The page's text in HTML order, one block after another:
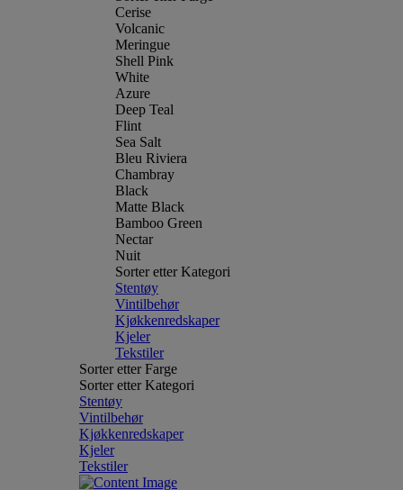
Cerise
Volcanic
Meringue
Shell Pink
White
Azure
Deep Teal
Flint
Sea Salt
Bleu Riviera
Chambray
Black
Matte Black
Bamboo Green
Nectar
Nuit
Sorter etter Kategori
Stentøy
Vintilbehør
Kjøkkenredskaper
Kjeler
Tekstiler
Sorter etter Farge
Sorter etter Kategori
Stentøy
Vintilbehør
Kjøkkenredskaper
Kjeler
Tekstiler